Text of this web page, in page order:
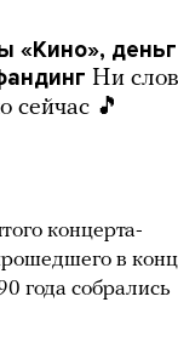
«Кино»,
Ни
сейчас 🎵
концерта-
в
года собрались